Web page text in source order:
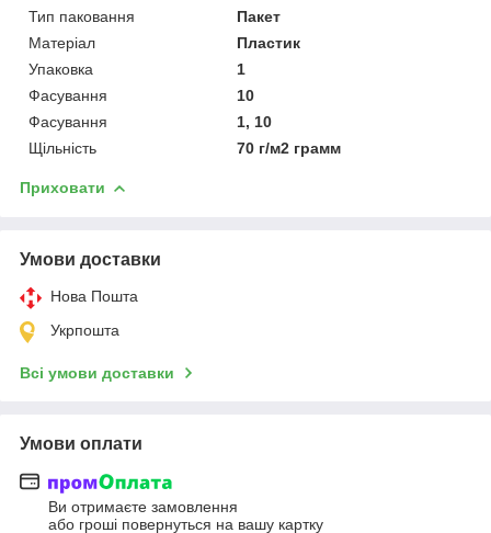
Тип паковання
Пакет
Матеріал
Пластик
Упаковка
1
Фасування
10
Фасування
1, 10
Щільність
70 г/м2 грамм
Приховати
Умови доставки
Нова Пошта
Укрпошта
Всі умови доставки
Умови оплати
Ви отримаєте замовлення
або гроші повернуться на вашу картку